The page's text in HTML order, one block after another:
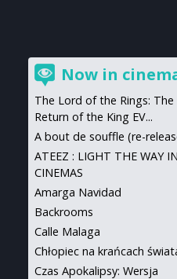
Now in
The Lord of the Rings: The
Return of the King EV...
A bout de souffle (re-
ATEEZ : LIGHT THE WAY IN
CINEMAS
Amarga Navidad
Backrooms
Calle Malaga
Chłopiec na krańcach
Czas Apokalipsy: Wersja